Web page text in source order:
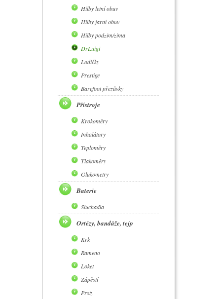
Hilby letní obuv
Hilby jarní obuv
Hilby podzim/zima
DrLuigi
Lodičky
Prestige
Barefoot přezůvky
Přístroje
Krokoměry
Inhalátory
Teploměry
Tlakoměry
Glukometry
Baterie
Sluchadla
Ortézy, bandáže, tejp
Krk
Rameno
Loket
Zápěstí
Prsty